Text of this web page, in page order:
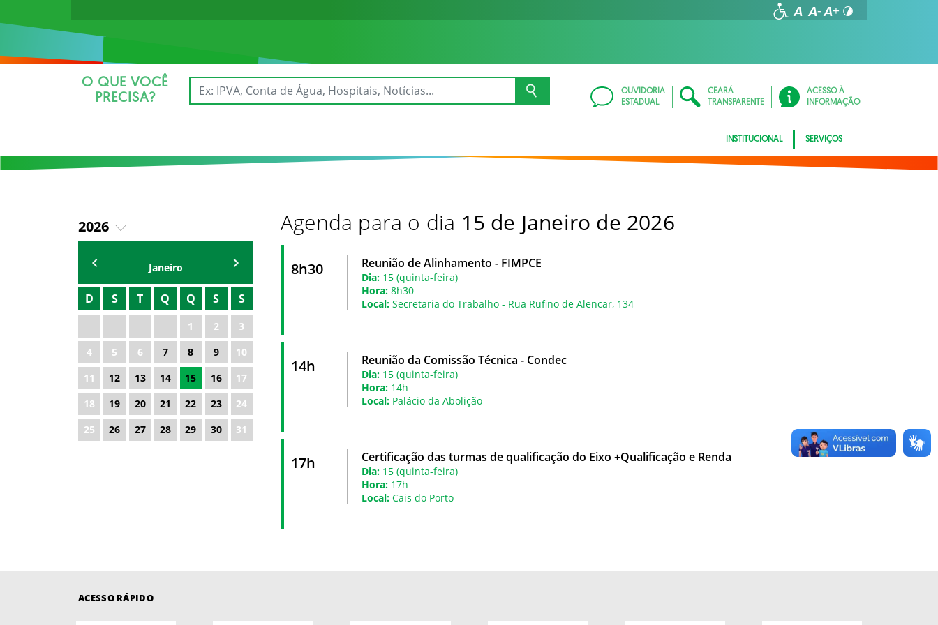
O QUE VOCÊ
PRECISA?
OUVIDORIA
ESTADUAL
CEARÁ
TRANSPARENTE
ACESSO À
INFORMAÇÃO
INSTITUCIONAL SERVIÇOS
2026
2025
Janeiro
D S T Q Q S S
1 2
3
4
5 6 7 8 9
10
11
12 13 14 15 16
17
18
19 20 21 22 23
24
25
26 27 28 29 30 31
Agenda para o dia 15 de Janeiro de 2026
8h30 Reunião de Alinhamento - FIMPCE
Dia: 15 (quinta-feira)
Hora: 8h30
Local: Secretaria do Trabalho - Rua Rufino de Alencar, 134
14h Reunião da Comissão Técnica - Condec
Dia: 15 (quinta-feira)
Hora: 14h
Local: Palácio da Abolição
17h Certificação das turmas de qualificação do Eixo +Qualificação e Renda
Dia: 15 (quinta-feira)
Hora: 17h
Local: Cais do Porto
ACESSO RÁPIDO